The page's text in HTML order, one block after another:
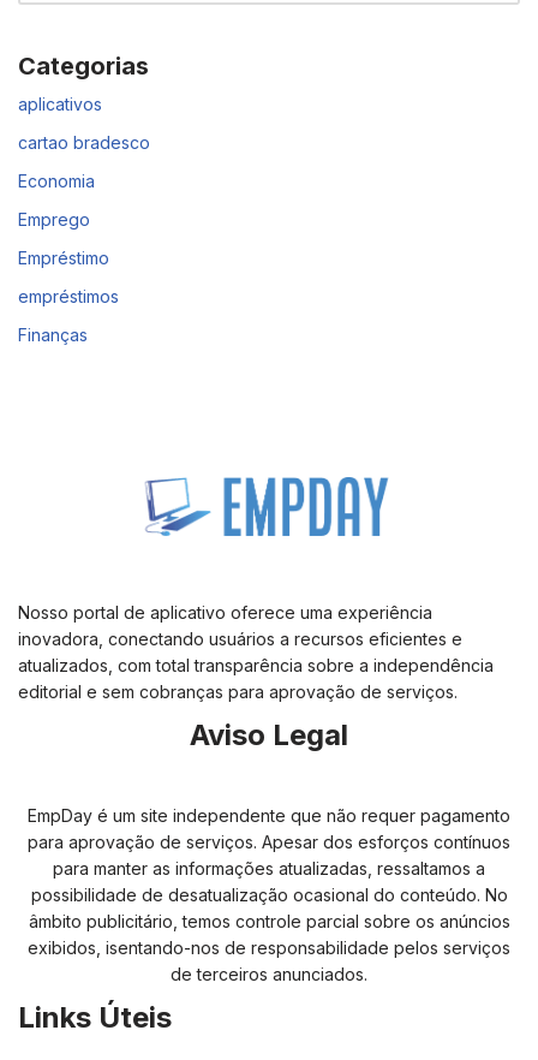
Categorias
aplicativos
cartao bradesco
Economia
Emprego
Empréstimo
empréstimos
Finanças
Nosso portal de aplicativo oferece uma experiência
inovadora, conectando usuários a recursos eficientes e
atualizados, com total transparência sobre a independência
editorial e sem cobranças para aprovação de serviços.
Aviso Legal
EmpDay é um site independente que não requer pagamento
para aprovação de serviços. Apesar dos esforços contínuos
para manter as informações atualizadas, ressaltamos a
possibilidade de desatualização ocasional do conteúdo. No
âmbito publicitário, temos controle parcial sobre os anúncios
exibidos, isentando-nos de responsabilidade pelos serviços
de terceiros anunciados.
Links Úteis